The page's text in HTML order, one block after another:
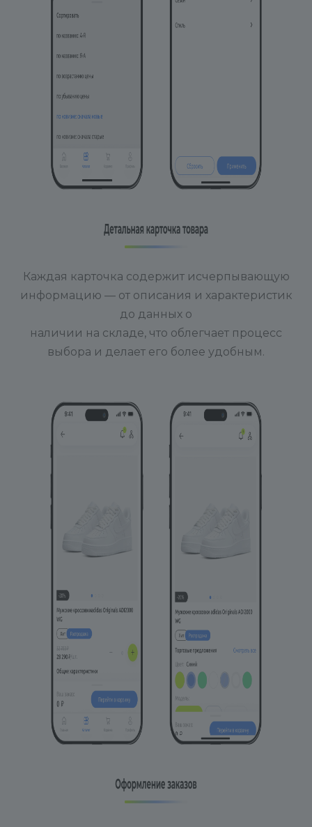
Каждая карточка содержит исчерпывающую
информацию — от описания и характеристик
до данных о
наличии на складе, что облегчает процесс
выбора и делает его более удобным.